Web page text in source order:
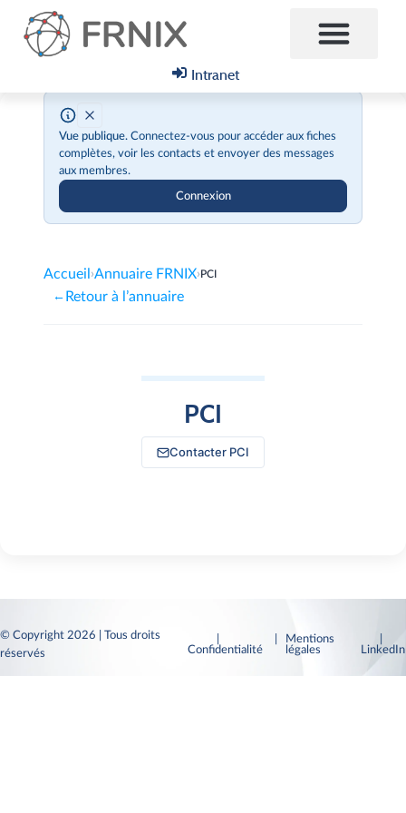
Intranet
Vue publique. Connectez-vous pour accéder aux fiches
complètes, voir les contacts et envoyer des messages
aux membres.
Connexion
Accueil ›Annuaire FRNIX›PCI
← Retour à l’annuaire
PCI
Contacter PCI
© Copyright 2026 | Tous droits
réservés
Confidentialité
| Mentions
légales